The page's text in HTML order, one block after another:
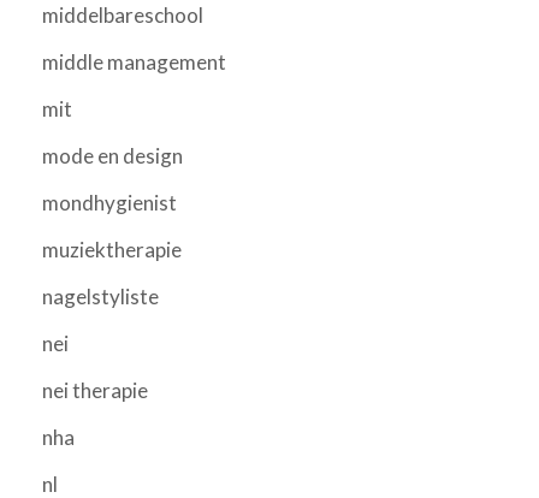
middelbareschool
middle management
mit
mode en design
mondhygienist
muziektherapie
nagelstyliste
nei
nei therapie
nha
nl